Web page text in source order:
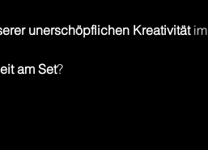
unerschöpflichen Kreativität im
am Set?